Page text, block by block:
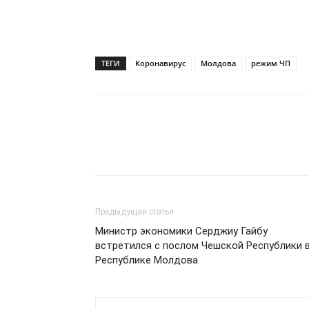
ТЕГИ Коронавирус Молдова режим ЧП
Предыдущая статья
Министр экономики Серджиу Гайбу
встретился с послом Чешской Республики
Республике Молдова